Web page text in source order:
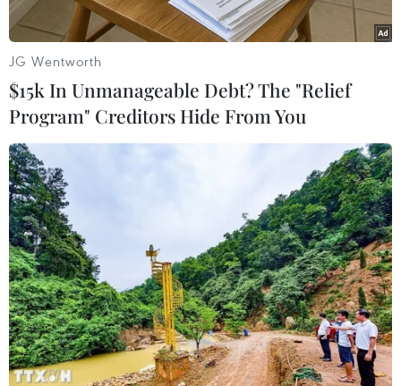
Các doanh nghiệp tại nhiều tỉnh trở lại
làm việc bình thường
19/05/2014 15:00
Hầu hết doanh nghiệp tại Bình Phước, Bình Dương, Hải
Phòng, TP. HCM bắt đầu làm việc trở lại bình thường
sau khi ngừng sản xuất do bị ảnh hưởng từ việc công
JG Wentworth
$15k In Unmanageable Debt? The "Relief
Program" Creditors Hide From You